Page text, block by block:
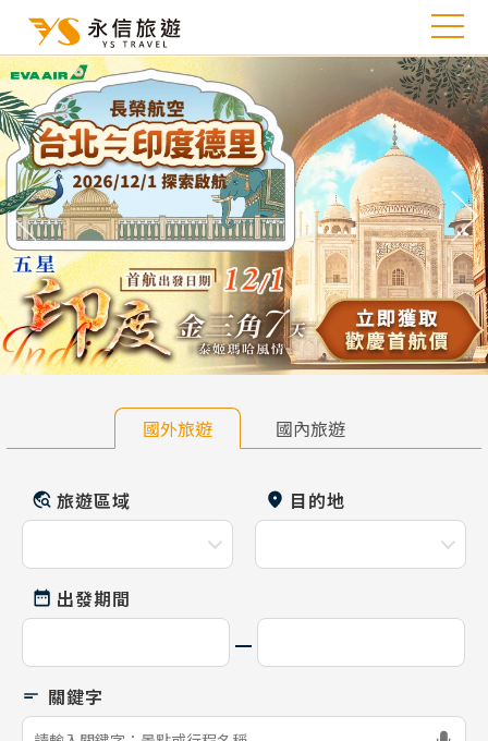
往前 往
國外旅遊 國內旅遊
旅遊區域 目的地
出發期間